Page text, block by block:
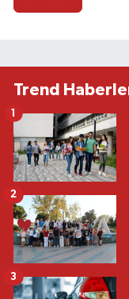
Trend
1
2
3